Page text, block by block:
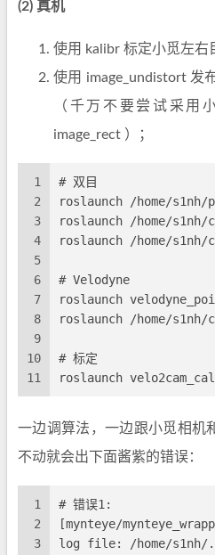
(2) 真机
使用 kalibr 标定小觅左右
使用 image_undistort 发
（千万不要尝试采用
image_rect ）；
1
2
3
4
5
6
7
8
9
10
11
# 双目
roslaunch /home/s1nh/
roslaunch /home/
roslaunch /home/
# Velodyne
roslaunch
roslaunch /home/
# 标定
roslaunch
一边调算法，一边跟小觅相机
不动就会出下面酱紫的错误：
1
2
3
# 错误1:
[mynteye/
log file: /home/s1nh/